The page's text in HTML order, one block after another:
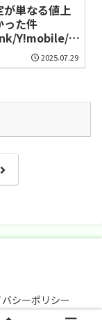
が単なる値上
った件
Y!mobile/LI
2025.07.29
次
シーポリシー